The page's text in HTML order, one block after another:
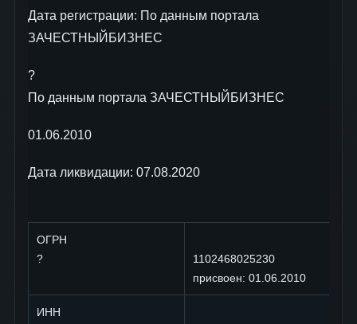
Дата регистрации: По данным портала
ЗАЧЕСТНЫЙБИЗНЕС
?
По данным портала ЗАЧЕСТНЫЙБИЗНЕС
01.06.2010
Дата ликвидации: 07.08.2020
ОГРН
?
1102468025230
присвоен: 01.06.2010
ИНН